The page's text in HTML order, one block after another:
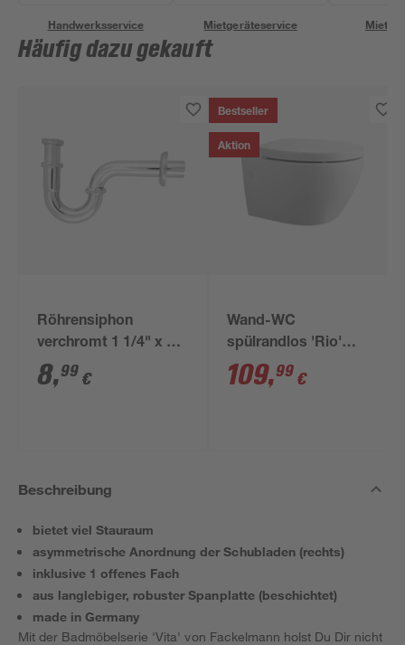
Handwerksservice Mietgeräteservice
Häufig dazu gekauft
Röhrensiphon
verchromt 1 1/4" x 32
mm
8,99 €
Bestseller
Aktion
Wand-WC
spülrandlos 'Rio'
inklusive WC-Sitz
weiß
109,99 €
Beschreibung
bietet viel Stauraum
asymmetrische Anordnung der Schubladen (rechts)
inklusive 1 offenes Fach
aus langlebiger, robuster Spanplatte (beschichtet)
made in Germany
Mit der Badmöbelserie 'Vita' von Fackelmann holst Du Dir nicht